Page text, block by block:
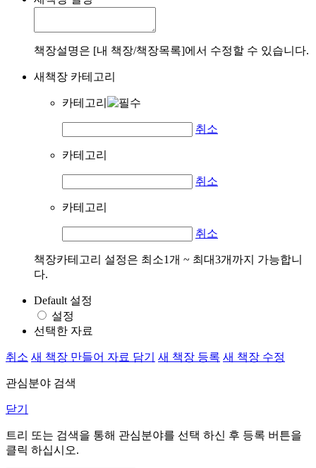
책장설명은 [내 책장/책장목록]에서 수정할 수 있습니다.
새책장 카테고리
카테고리
취소
카테고리
취소
카테고리
취소
책장카테고리 설정은 최소1개 ~ 최대3개까지 가능합니
다.
Default 설정
설정
선택한 자료
취소 새 책장 만들어 자료 담기 새 책장 등록 새 책장 수정
관심분야 검색
닫기
트리 또는 검색을 통해 관심분야를 선택 하신 후 등록 버튼을
클릭 하십시오.